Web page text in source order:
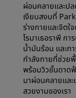
ผ่อนคลายและป
เงียบสงบที่
ร่างกายและจิต
โรมาเธอราพี ก
น้ำมันร้อน และก
กำลังกายที่ช่วย
พร้อมวิวชั้นดาด
มาผ่อนคลายแล
สวยงามของเรา